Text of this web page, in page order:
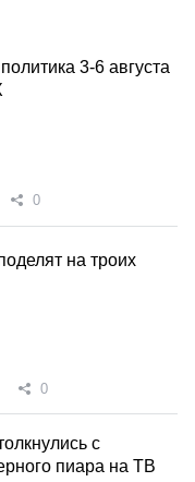
3-6 августа
0
на троих
0
с
пиара на ТВ